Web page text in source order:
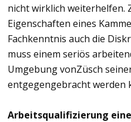
nicht wirklich weiterhelfen.
Eigenschaften eines
Fachkenntnis auch die
muss einem seriös
Umgebung vonZüsch
entgegengebracht werden
Arbeitsqualifizierung